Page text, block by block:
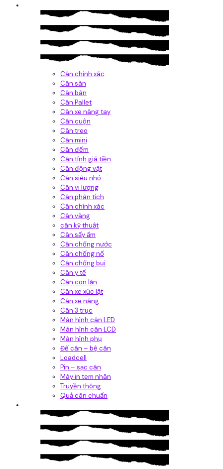
Cân chính xác
Cân sàn
Cân bàn
Cân Pallet
Cân xe nâng tay
Cân cuộn
Cân treo
Cân mini
Cân đếm
Cân tính giá tiền
Cân động vật
Cân siêu nhỏ
Cân vi lượng
Cân phân tích
Cân chính xác
Cân vàng
cân kỹ thuật
Cân sấy ẩm
Cân chống nước
Cân chống nổ
Cân chống bụi
Cân y tế
Cân con lăn
Cân xe xúc lật
Cân xe nâng
Cân 3 trục
Màn hình cân LED
Màn hình cân LCD
Màn hình phụ
Đế cân – bệ cân
Loadcell
Pin – sạc cân
Máy in tem nhãn
Truyền thông
Quả cân chuẩn